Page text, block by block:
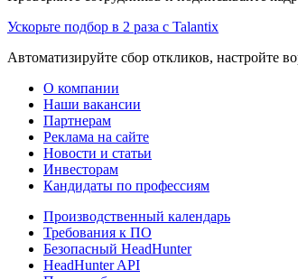
Ускорьте подбор в 2 раза с Talantix
Автоматизируйте сбор откликов, настройте
О компании
Наши вакансии
Партнерам
Реклама на сайте
Новости и статьи
Инвесторам
Кандидаты по профессиям
Производственный календарь
Требования к ПО
Безопасный HeadHunter
HeadHunter API